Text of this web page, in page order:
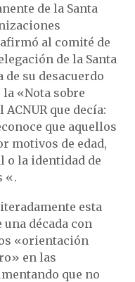
de la Santa
al comité de
de la Santa
de su desacuerdo
«Nota sobre
que decía:
que aquellos
motivos de edad,
o la identidad de
«.
esta
década con
«orientación
en las
que no